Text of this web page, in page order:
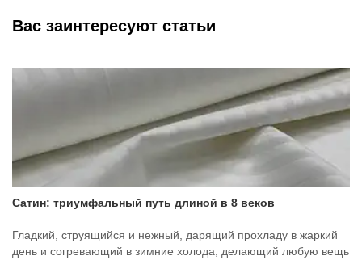
Вас заинтересуют статьи
Сатин: триумфальный путь длиной в 8 веков
Гладкий, струящийся и нежный, дарящий прохладу в жаркий
день и согревающий в зимние холода, делающий любую вещь